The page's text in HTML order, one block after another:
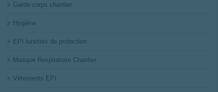
Garde-corps chantier
Hygiène
EPI lunettes de protection
Masque Respiratoire Chantier
Vêtements EPI